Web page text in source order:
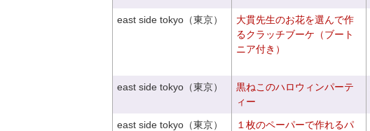
east side tokyo（東京）
大貫先生のお花を選んで作
るクラッチブーケ（ブート
ニア付き）
east side tokyo（東京）
黒ねこのハロウィンパーテ
ィー
east side tokyo（東京）
１枚のペーパーで作れるパ